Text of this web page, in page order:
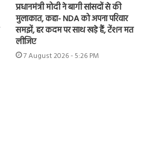
प्रधानमंत्री मोदी ने बागी सांसदों से की
मुलाकात, कहा- NDA को अपना परिवार
समझें, हर कदम पर साथ खड़े हैं, टेंशन मत
लीजिए
7 August 2026 - 5:26 PM